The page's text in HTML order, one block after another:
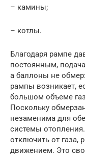
– камины;
– котлы.
Благодаря рампе
постоянным,
а баллоны не
рампы возникает,
большом объеме
Поскольку
незаменима для
системы
отключить от газа,
движением. Это